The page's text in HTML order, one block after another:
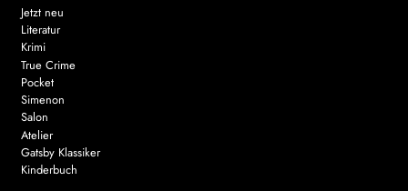
Jetzt neu
Literatur
Krimi
True Crime
Pocket
Simenon
Salon
Atelier
Gatsby Klassiker
Kinderbuch